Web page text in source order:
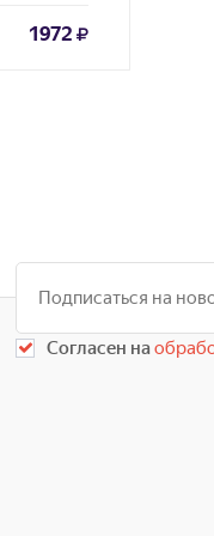
1972
Согласен на